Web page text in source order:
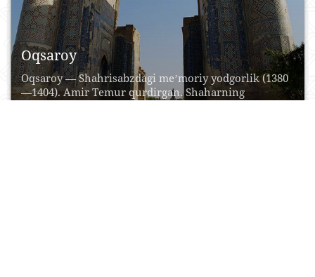
Oqsaroy
Oqsaroy — Shahrisabzdagi meʼmoriy yodgorlik (1380
—1404). Amir Temur qurdirgan. Shaharning